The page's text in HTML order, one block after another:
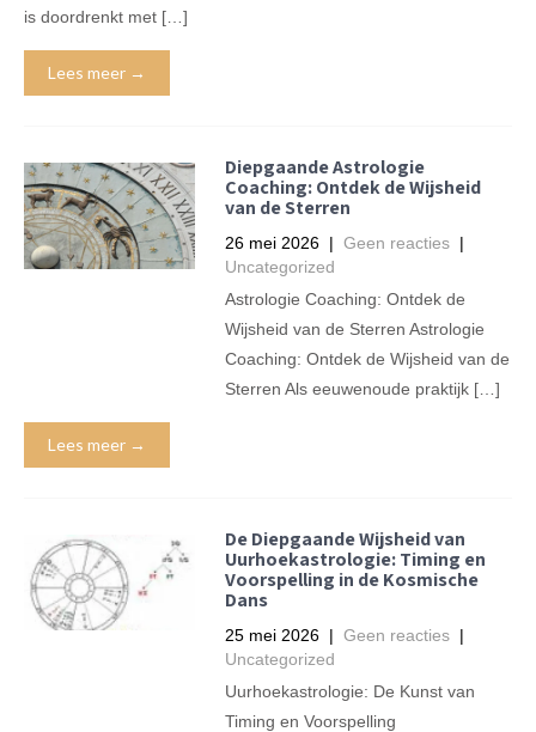
is doordrenkt met […]
Lees meer →
Diepgaande Astrologie
Coaching: Ontdek de Wijsheid
van de Sterren
26 mei 2026 | Geen reacties |
Uncategorized
Astrologie Coaching: Ontdek de
Wijsheid van de Sterren Astrologie
Coaching: Ontdek de Wijsheid van de
Sterren Als eeuwenoude praktijk […]
Lees meer →
De Diepgaande Wijsheid van
Uurhoekastrologie: Timing en
Voorspelling in de Kosmische
Dans
25 mei 2026 | Geen reacties |
Uncategorized
Uurhoekastrologie: De Kunst van
Timing en Voorspelling